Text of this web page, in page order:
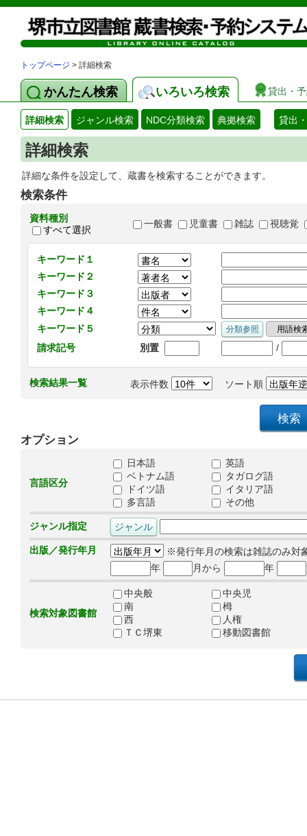
トップページ > 詳細検索
かんたん検索 いろいろ検索 貸出・
詳細検索 ジャンル検索 NDC分類検索 典拠検索 貸出
詳細検索
詳細な条件を設定して、蔵書を検索することができます。
検索条件
資料種別
すべて選択
一般書 児童書 雑誌 視聴覚
キーワード１
キーワード２
キーワード３
キーワード４
キーワード５
請求記号
別置 /
検索結果一覧 表示件数 ソート順
オプション
言語区分
日本語
英語
ベトナム語
タガログ語
ドイツ語
イタリア語
多言語
その他
ジャンル指定
出版／発行年月
※発行年月の検索は雑誌のみ対
年
月から 年
検索対象図書館
中央般
中央児
南
栂
西
人権
ＴＣ堺東
移動図書館